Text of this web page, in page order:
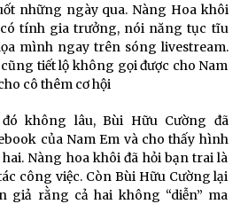
những ngày qua. Nàng Hoa khôi
tính gia trưởng, nói năng tục tĩu
mình ngay trên sóng livestream.
tiết lộ không gọi được cho Nam
cô thêm cơ hội
không lâu, Bùi Hữu Cường đã
của Nam Em và cho thấy hình
Nàng hoa khôi đã hỏi bạn trai là
công việc. Còn Bùi Hữu Cường lại
giả rằng cả hai không “diễn” ma